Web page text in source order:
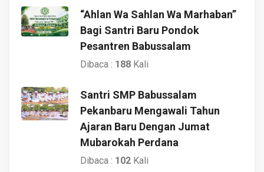
“Ahlan Wa Sahlan Wa Marhaban”
Bagi Santri Baru Pondok
Pesantren Babussalam
Dibaca : 188 Kali
Santri SMP Babussalam
Pekanbaru Mengawali Tahun
Ajaran Baru Dengan Jumat
Mubarokah Perdana
Dibaca : 102 Kali